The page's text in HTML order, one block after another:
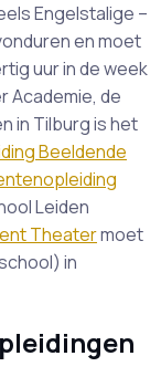
Engelstalige –
en moet
uur in de week
Academie, de
in Tilburg is het
Beeldende
Leiden
Theatermoet
in